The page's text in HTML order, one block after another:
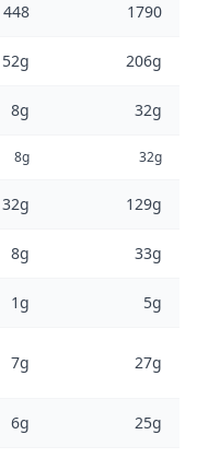
448 1790
52g 206g
8g 32g
8g 32g
32g 129g
8g 33g
1g 5g
7g 27g
6g 25g